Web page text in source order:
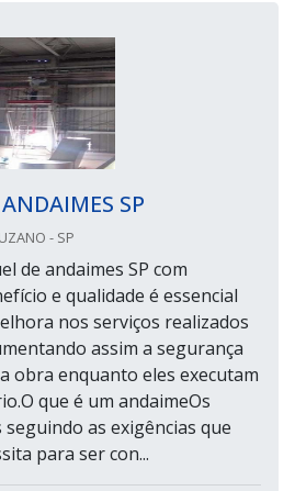
SP
- SP
de andaimes SP com
e qualidade é essencial
nos serviços realizados
assim a segurança
obra enquanto eles executam
que é um andaimeOs
as exigências que
para ser con...